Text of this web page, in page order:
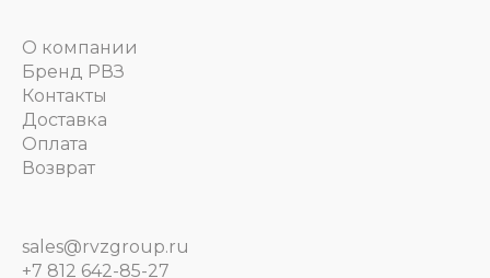
О компании
Бренд РВЗ
Контакты
Доставка
Оплата
Возврат
sales@rvzgroup.ru
+7 812 642-85-27